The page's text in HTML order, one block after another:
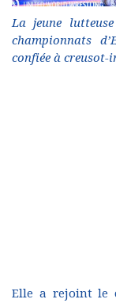
La jeune
championnats
confiée à creusot-
Elle a rejoint le